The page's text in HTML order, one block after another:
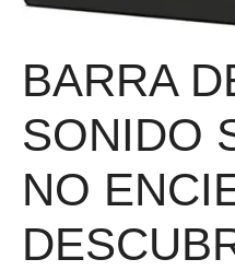
BARRA
SONIDO
NO